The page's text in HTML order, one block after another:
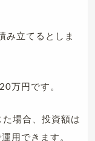
み立てるとしま
万円です。
場合、投資額は
用できます。